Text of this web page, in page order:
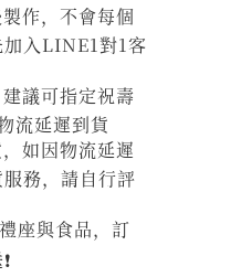
作，不會每個
入LINE1對1客
議可指定祝壽
流延遲到貨
如因物流延遲
務，請自行評
座與食品，訂